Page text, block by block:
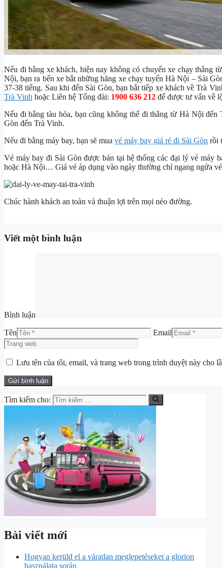
Nếu đi bằng xe khách, hiện nay không có chuyến xe chạy thẳng
Nội, bạn ra bến xe bắt những hãng xe chạy tuyến Hà Nội – Sài
37-38 tiếng. Sau khi đến Sài Gòn, bạn bắt tiếp xe khách về Trà
Trà Vinh hoặc Liên hệ Tổng đài: 1900 636 212 để được tư vấn về
Nếu đi bằng tàu hỏa, bạn cũng không thể đi thẳng từ Hà Nội
Gòn đến Trà Vinh.
Nếu đi bằng máy bay, bạn sẽ mua vé máy bay giá rẻ đi Sài Gòn rồi
Vé máy bay đi Sài Gòn được bán tại hệ thống các đại lý vé máy
hoặc Hà Nội… Giá vé áp dụng vào ngày thường chỉ ngang ngửa
Chúc hành khách an toàn và thuận lợi trên mọi nẻo đường.
Viết một bình luận
Bình luận
Tên Email
Lưu tên của tôi, email, và trang web trong trình duyệt này cho
Tìm kiếm cho:
Bài viết mới
Hogyan kerüld el a váratlan meglepetéseket a glorion
használata során